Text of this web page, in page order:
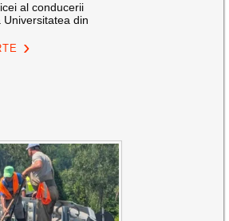
al conducerii
din